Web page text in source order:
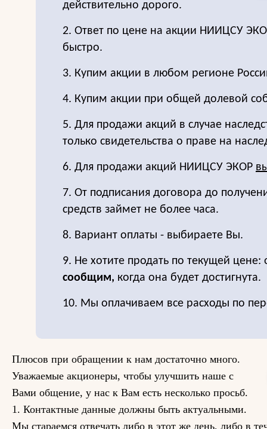
действительно дорого.
2. Ответ по цене на акции НИИЦСУ
быстро.
3. Купим акции в любом регионе
4. Купим акции при общей долевой
5. Для продажи акций в случае
только свидетельства о праве на
6. Для продажи акций НИИЦСУ ЭКОР
7. От подписания договора до
средств займет не более часа.
8. Вариант оплаты - выбираете Вы.
9. Не хотите продать по текущей цене:
сообщим, когда она будет достигнута.
10. Мы оплачиваем все расходы по
Плюсов при обращении к нам достаточно много.
Уважаемые акционеры, чтобы улучшить наше с
Вами общение, у нас к Вам есть несколько просьб.
1. Контактные данные должны быть актуальными.
Мы стараемся отвечать либо в этот же день, либо в